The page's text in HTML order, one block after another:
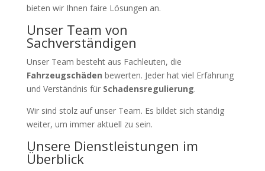
bieten wir Ihnen faire Lösungen an.
Unser Team von
Sachverständigen
Unser Team besteht aus Fachleuten, die
Fahrzeugschäden bewerten. Jeder hat viel Erfahrung
und Verständnis für Schadensregulierung.
Wir sind stolz auf unser Team. Es bildet sich ständig
weiter, um immer aktuell zu sein.
Unsere Dienstleistungen im
Überblick